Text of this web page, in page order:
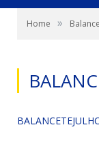
Home »